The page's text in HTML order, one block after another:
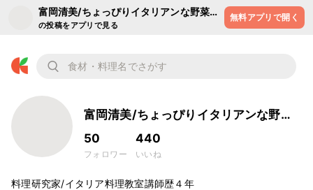
富岡清美/ちょっぴりイタリアンな野菜レ
シピ
の投稿をアプリで見る
無料アプリで開く
富岡清美/ちょっぴりイタリアンな野菜
50
フォロワー
440
いいね
料理研究家/イタリア料理教室講師歴４年